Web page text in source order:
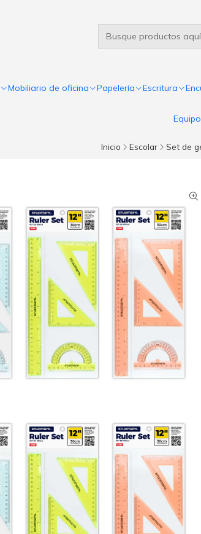
Mobiliario de oficina Papelería Escritura
Inicio Escolar Set de